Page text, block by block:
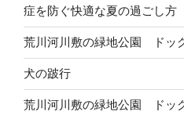
症を防ぐ快適な夏の過ごし方
荒川河川敷の緑地公園 ドッ
犬の跛行
荒川河川敷の緑地公園 ドッ